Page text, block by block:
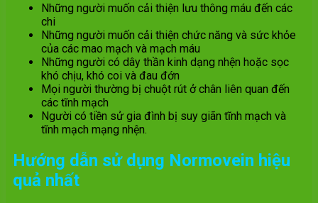
Những người muốn cải thiện lưu thông máu đến các
chi
Những người muốn cải thiện chức năng và sức khỏe
của các mao mạch và mạch máu
Những người có dây thần kinh dạng nhện hoặc sọc
khó chịu, khó coi và đau đớn
Mọi người thường bị chuột rút ở chân liên quan đến
các tĩnh mạch
Người có tiền sử gia đình bị suy giãn tĩnh mạch và
tĩnh mạch mạng nhện.
Hướng dẫn sử dụng Normovein hiệu
quả nhất